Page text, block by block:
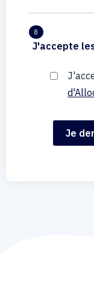
8
J'accepte